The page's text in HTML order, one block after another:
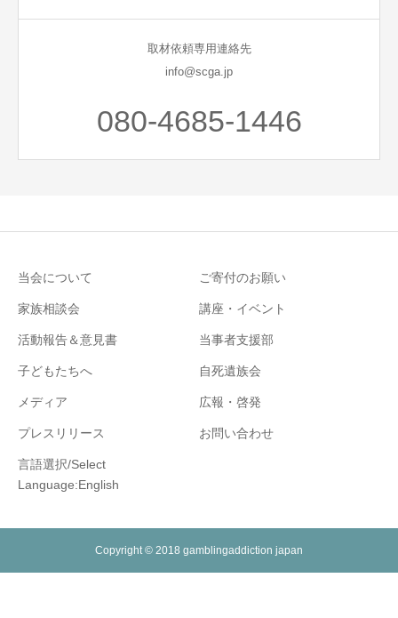
取材依頼専用連絡先
info@scga.jp
080-4685-1446
当会について ご寄付のお願い
家族相談会 講座・イベント
活動報告＆意見書 当事者支援部
子どもたちへ 自死遺族会
メディア 広報・啓発
プレスリリース お問い合わせ
言語選択/Select
Language:English
Copyright © 2018 gamblingaddiction japan